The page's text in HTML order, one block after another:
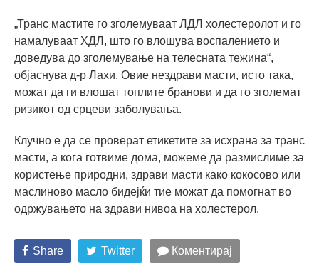
„Транс мастите го зголемуваат ЛДЛ холестеролот и го
намалуваат ХДЛ, што го влошува воспалението и
доведува до зголемување на телесната тежина“,
објаснува д-р Лахи. Овие нездрави масти, исто така,
можат да ги влошат топлите бранови и да го зголемат
ризикот од срцеви заболувања.
Клучно е да се проверат етикетите за исхрана за транс
масти, а кога готвиме дома, можеме да размислиме за
користење природни, здрави масти како кокосово или
маслиново масло бидејќи тие можат да помогнат во
одржувањето на здрави нивоа на холестерол.
Share Twitter Коментирај